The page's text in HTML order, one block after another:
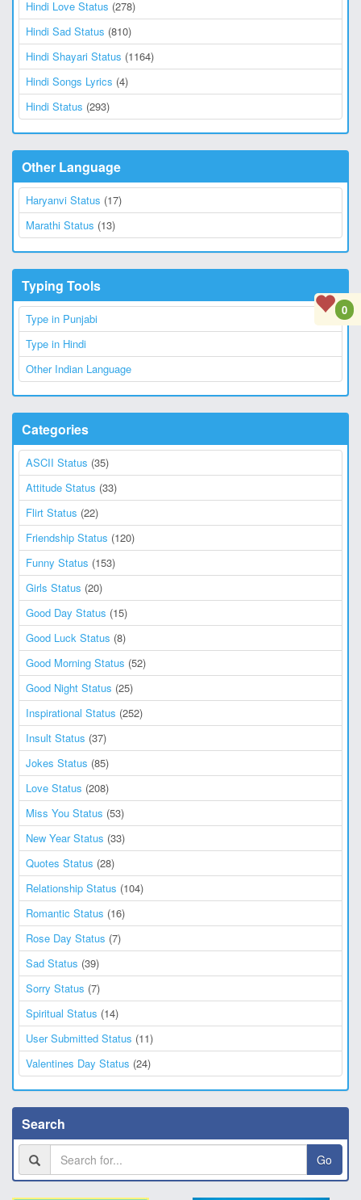
Hindi Love Status (278)
Hindi Sad Status (810)
Hindi Shayari Status (1164)
Hindi Songs Lyrics (4)
Hindi Status (293)
Other Language
Haryanvi Status (17)
Marathi Status (13)
Typing Tools
Type in Punjabi
Type in Hindi
Other Indian Language
Categories
ASCII Status (35)
Attitude Status (33)
Flirt Status (22)
Friendship Status (120)
Funny Status (153)
Girls Status (20)
Good Day Status (15)
Good Luck Status (8)
Good Morning Status (52)
Good Night Status (25)
Inspirational Status (252)
Insult Status (37)
Jokes Status (85)
Love Status (208)
Miss You Status (53)
New Year Status (33)
Quotes Status (28)
Relationship Status (104)
Romantic Status (16)
Rose Day Status (7)
Sad Status (39)
Sorry Status (7)
Spiritual Status (14)
User Submitted Status (11)
Valentines Day Status (24)
Search
Go
0